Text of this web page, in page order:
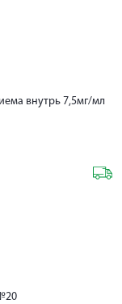
внутрь 7,5мг/мл